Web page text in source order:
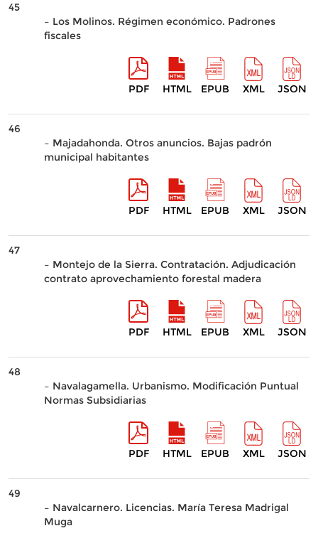
45
– Los Molinos. Régimen económico. Padrones
fiscales
PDF HTML EPUB XML JSON
46
– Majadahonda. Otros anuncios. Bajas padrón
municipal habitantes
PDF HTML EPUB XML JSON
47
– Montejo de la Sierra. Contratación. Adjudicación
contrato aprovechamiento forestal madera
PDF HTML EPUB XML JSON
48
– Navalagamella. Urbanismo. Modificación Puntual
Normas Subsidiarias
PDF HTML EPUB XML JSON
49
– Navalcarnero. Licencias. María Teresa Madrigal
Muga